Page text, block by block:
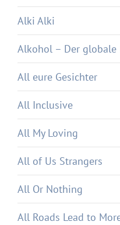
Alki Alki
Alkohol – Der globale
All eure Gesichter
All Inclusive
All My Loving
All of Us Strangers
All Or Nothing
All Roads Lead to